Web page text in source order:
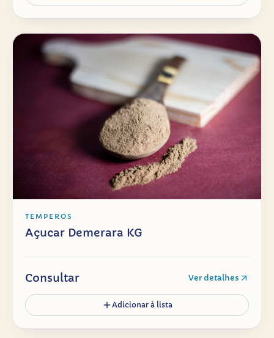
TEMPEROS
Açucar Demerara KG
Consultar Ver detalhes
Adicionar à lista